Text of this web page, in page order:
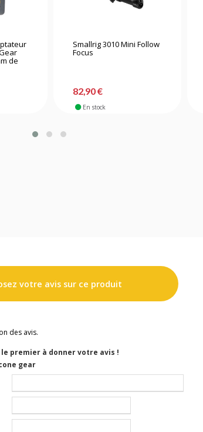
de
Smallrig 3010 Mini Follow
Focus
82,90 €
En stock
votre avis sur ce produit
des avis.
premier à donner votre avis !
gear